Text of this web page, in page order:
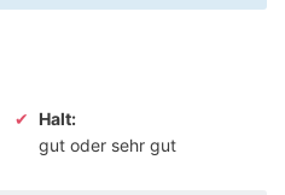
Halt:
gut oder sehr gut